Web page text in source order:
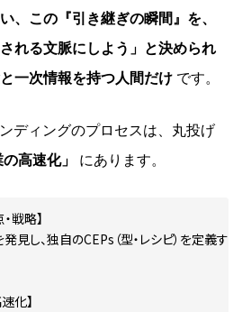
、この『引き継ぎの瞬間』を、
れる文脈にしよう」と決められ
一次情報を持つ人間だけ です。
ディングのプロセスは、丸投げ
の高速化」 にあります。
戦略】
し、独自のCEPs（型・レシピ）を定義する
化】